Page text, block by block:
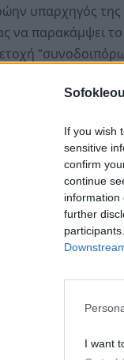
If you wish
sensitive
confirm
continue
information
further
I want
υπαρχηγός
να παρακάμψει
του
«Εθνικό
αντεισαγγελέα
Αρειο Πάγο το